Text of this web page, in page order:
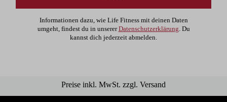
Informationen dazu, wie Life Fitness mit deinen Daten
umgeht, findest du in unsererDatenschutzerklärung. Du
kannst dich jederzeit abmelden.
Preise inkl. MwSt. zzgl. Versand